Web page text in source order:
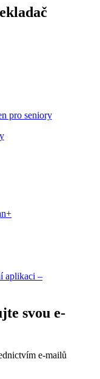
pro seniory
aplikaci –
svou e-
e-mailů